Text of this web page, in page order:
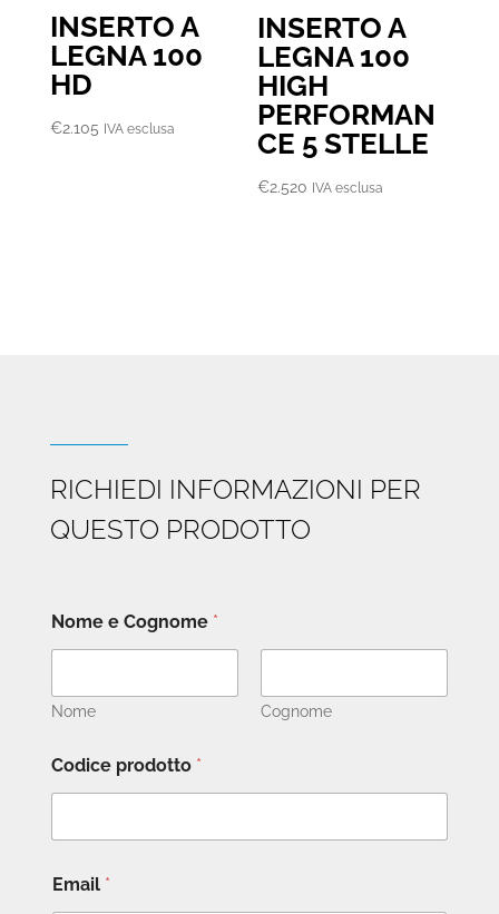
INSERTO A
LEGNA 100
HD
€2.105 IVA esclusa
INSERTO A
LEGNA 100
HIGH
PERFORMAN
CE 5 STELLE
€2.520 IVA esclusa
RICHIEDI INFORMAZIONI PER
QUESTO PRODOTTO
Nome e Cognome *
Nome Cognome
Codice prodotto *
Email *